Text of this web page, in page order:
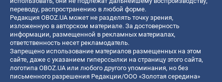
переводу, распространению в любой форме.
Редакция OBOZ.UA может не разделять точку зрения,
изложенную в авторском материале. За достоверность
информации, размещенной в рекламных материалах,
ответственность несет рекламодатель.
Запрещено использование материалов размещенных на этом
сайте, даже с указанием гиперссылки на страницу этого сайта,
логотипа OBOZ.UA или любого другого упоминания, но без
письменного разрешения Редакции/ООО «Золотая середина»